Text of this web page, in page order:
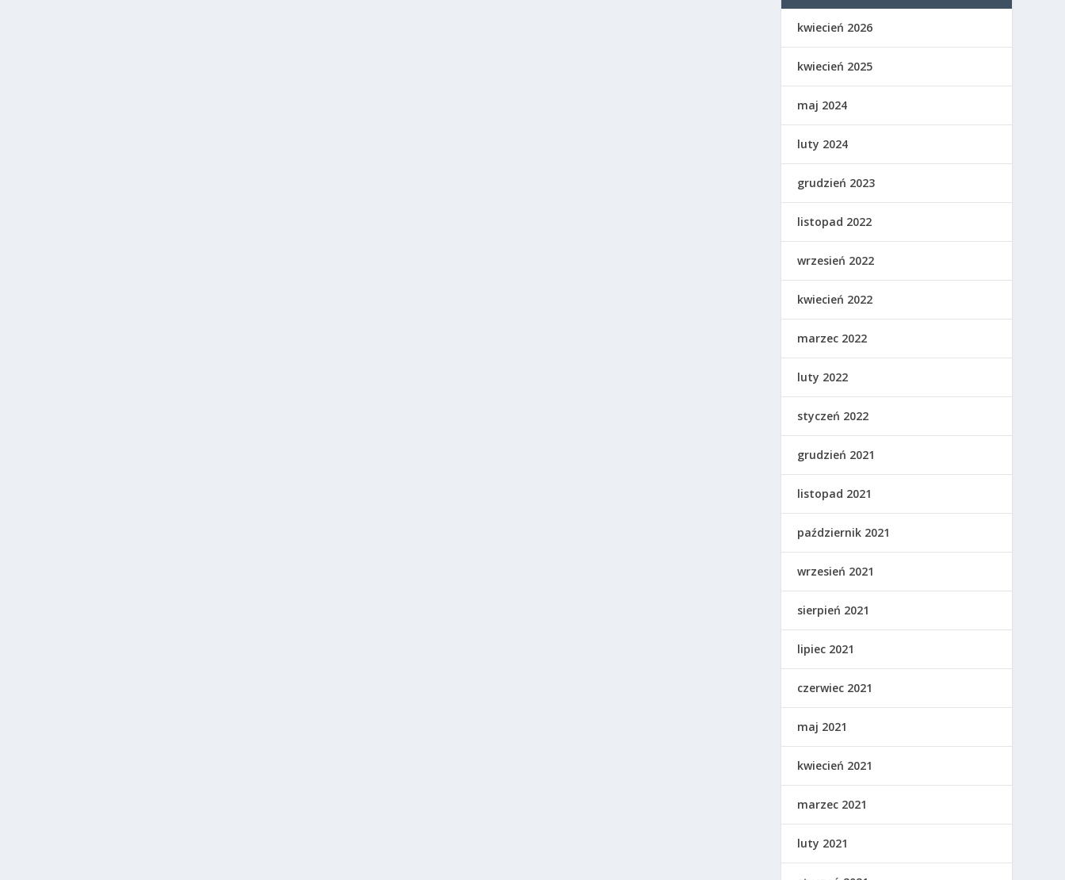
kwiecień 2026
kwiecień 2025
maj 2024
luty 2024
grudzień 2023
listopad 2022
wrzesień 2022
kwiecień 2022
marzec 2022
luty 2022
styczeń 2022
grudzień 2021
listopad 2021
październik 2021
wrzesień 2021
sierpień 2021
lipiec 2021
czerwiec 2021
maj 2021
kwiecień 2021
marzec 2021
luty 2021